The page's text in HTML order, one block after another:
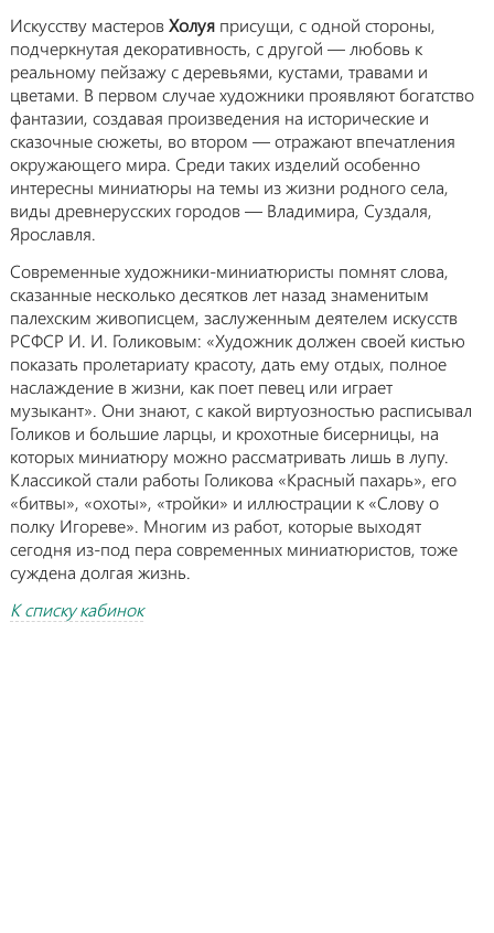
Искусству мастеровХолуя присущи, с одной стороны,
подчеркнутая декоративность, с другой — любовь к
реальному пейзажу с деревьями, кустами, травами и
цветами. В первом случае художники проявляют богатство
фантазии, создавая произведения на исторические и
сказочные сюжеты, во втором — отражают впечатления
окружающего мира. Среди таких изделий особенно
интересны миниатюры на темы из жизни родного села,
виды древнерусских городов — Владимира, Суздаля,
Ярославля.
Современные художники-миниатюристы помнят слова,
сказанные несколько десятков лет назад знаменитым
палехским живописцем, заслуженным деятелем искусств
РСФСР И. И. Голиковым: «Художник должен своей кистью
показать пролетариату красоту, дать ему отдых, полное
наслаждение в жизни, как поет певец или играет
музыкант». Они знают, с какой виртуозностью расписывал
Голиков и большие ларцы, и крохотные бисерницы, на
которых миниатюру можно рассматривать лишь в лупу.
Классикой стали работы Голикова «Красный пахарь», его
«битвы», «охоты», «тройки» и иллюстрации к «Слову о
полку Игореве». Многим из работ, которые выходят
сегодня из-под пера современных миниатюристов, тоже
суждена долгая жизнь.
К списку кабинок